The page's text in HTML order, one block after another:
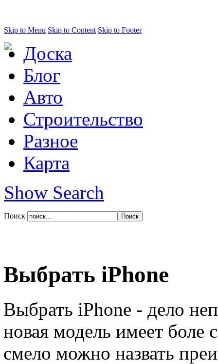
Skip to Menu Skip to Content Skip to Footer
Доска
Блог
Авто
Строительство
Разное
Карта
Show Search
Поиск
Выбрать iPhone
Выбрать iPhone - дело
новая модель имеет боле
смело можно назвать